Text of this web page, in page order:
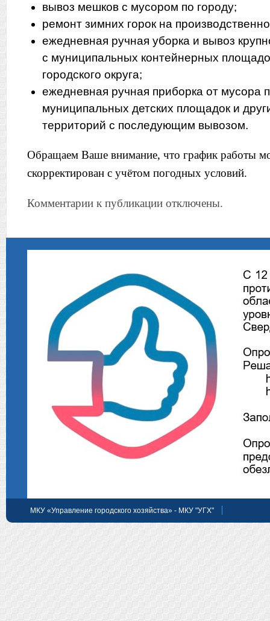
вывоз мешков с мусором по городу;
ремонт зимних горок на
ежедневная ручная уборка и вывоз
с муниципальных контейнерных
городского округа;
ежедневная ручная приборка от мусора
муниципальных детских площадок и
территорий с последующим вывозом.
Обращаем Ваше внимание, что график работы
скорректирован с учётом погодных условий.
Комментарии к публикации отключены.
МКУ «Управление городского хозяйства» - МКУ "УГХ"